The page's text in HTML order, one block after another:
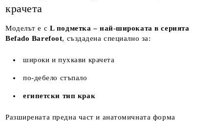
крачета
Моделът е с L подметка – най-широката в серията
Befado Barefoot, създадена специално за:
широки и пухкави крачета
по-дебело стъпало
египетски тип крак
Разширената предна част и анатомичната форма